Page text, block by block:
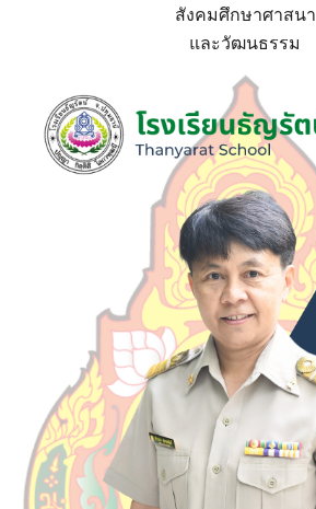
สังคมศึกษาศาสนา
และวัฒนธรรม